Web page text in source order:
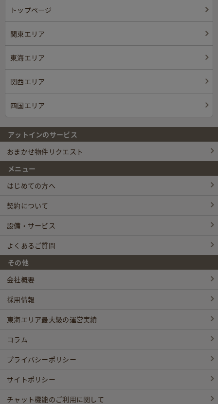
トップページ
関東エリア
東海エリア
関西エリア
四国エリア
アットインのサービス
おまかせ物件リクエスト
メニュー
はじめての方へ
契約について
設備・サービス
よくあるご質問
その他
会社概要
採用情報
東海エリア最大級の運営実績
コラム
プライバシーポリシー
サイトポリシー
チャット機能のご利用に関して